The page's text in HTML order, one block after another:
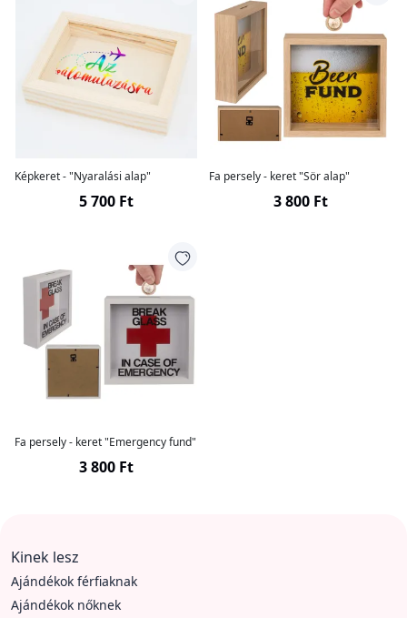
Képkeret - "Nyaralási alap"
5 700 Ft
Fa persely - keret "Sör alap"
3 800 Ft
Fa persely - keret "Emergency fund"
3 800 Ft
Kinek lesz
Ajándékok férfiaknak
Ajándékok nőknek